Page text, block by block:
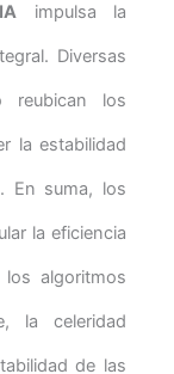
impulsa la
Diversas
reubican los
la estabilidad
En suma, los
la eficiencia
algoritmos
la celeridad
de las